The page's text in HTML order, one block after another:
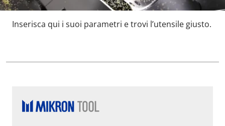
EXPERTISE
INSIDE MIKRON TOOL
Inserisca qui i suoi parametri e trovi l’utensile giusto.